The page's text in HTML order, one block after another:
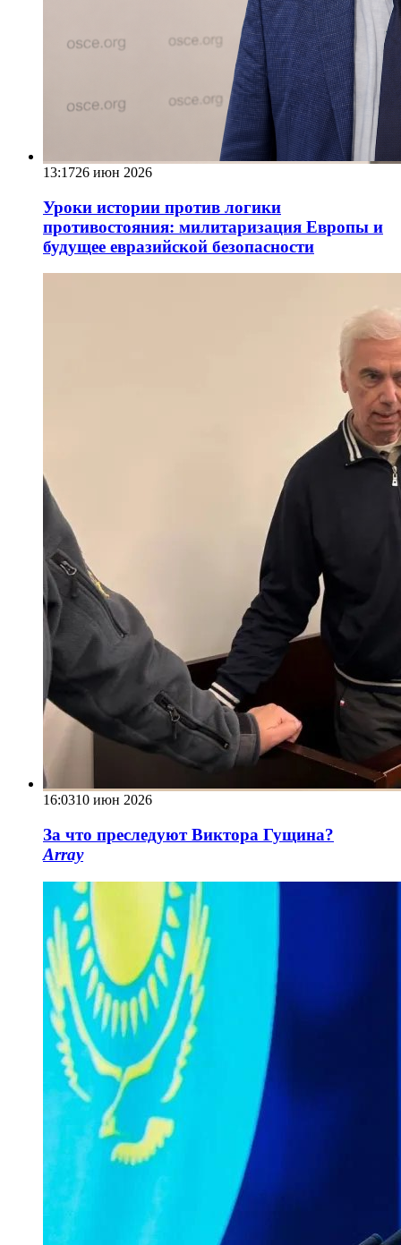
13:1726 июн 2026
Уроки истории против логики
противостояния: милитаризация Европы и
будущее евразийской безопасности
16:0310 июн 2026
За что преследуют Виктора Гущина?
Array